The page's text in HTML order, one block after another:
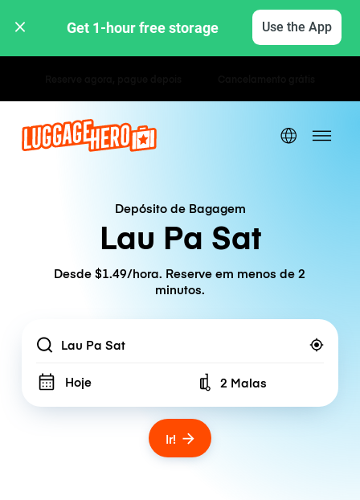
Get 1-hour free storage Use the App
Depósito de Bagagem
Lau Pa Sat
Desde $1.49/hora. Reserve em menos de 2
minutos.
Location
Hoje Number of bags
2 Malas
Ir!